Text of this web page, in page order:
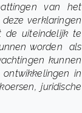
van het
verklaringen
de uiteindelijk te
worden als
kunnen
in
juridische